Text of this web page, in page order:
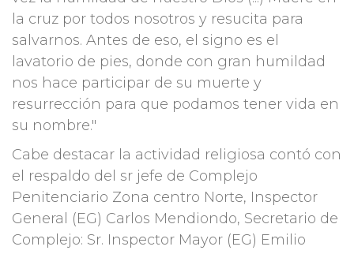
la cruz por todos nosotros y resucita para
salvarnos. Antes de eso, el signo es el
lavatorio de pies, donde con gran humildad
nos hace participar de su muerte y
resurrección para que podamos tener vida en
su nombre."
Cabe destacar la actividad religiosa contó con
el respaldo del sr jefe de Complejo
Penitenciario Zona centro Norte, Inspector
General (EG) Carlos Mendiondo, Secretario de
Complejo: Sr. Inspector Mayor (EG) Emilio